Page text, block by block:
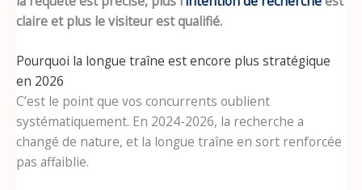
claire et plus le visiteur est qualifié.
Pourquoi la longue traîne est encore plus stratégique
en 2026
C’est le point que vos concurrents oublient
systématiquement. En 2024-2026, la recherche a
changé de nature, et la longue traîne en sort renforcée
pas affaiblie.